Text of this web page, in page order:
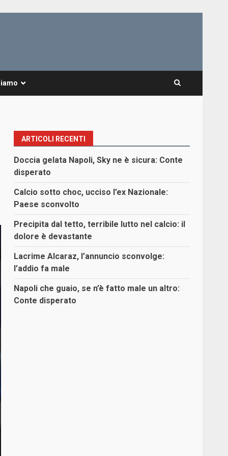
ARTICOLI RECENTI
Doccia gelata Napoli, Sky ne è sicura: Conte
disperato
Calcio sotto choc, ucciso l’ex Nazionale:
Paese sconvolto
Precipita dal tetto, terribile lutto nel calcio: il
dolore è devastante
Lacrime Alcaraz, l’annuncio sconvolge:
l’addio fa male
Napoli che guaio, se n’è fatto male un altro:
Conte disperato